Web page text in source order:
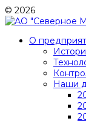
© 2026
О
Наши